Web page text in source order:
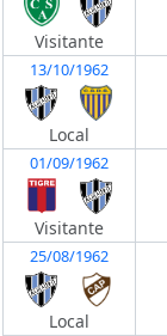
Visitante
13/10/1962
Local
01/09/1962
Visitante
25/08/1962
Local